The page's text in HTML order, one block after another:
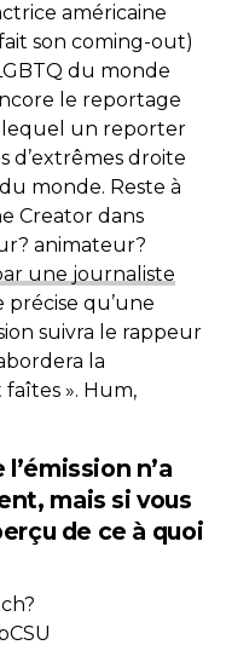
américaine
son coming-out)
du monde
le reportage
lequel un reporter
d’extrêmes droite
monde. Reste à
Creator dans
animateur?
une journaliste
qu’une
suivra le rappeur
la
». Hum,
n’a
mais si vous
de ce à quoi